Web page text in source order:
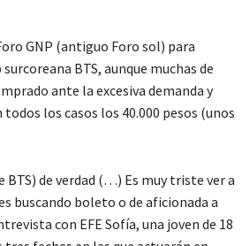
GNP (antiguo Foro sol) para
BTS, aunque muchas de
ante la excesiva demanda y
los casos los 40.000 pesos (unos
BTS) de verdad (…) Es muy triste ver a
buscando boleto o de aficionada a
con EFE Sofía, una joven de 18